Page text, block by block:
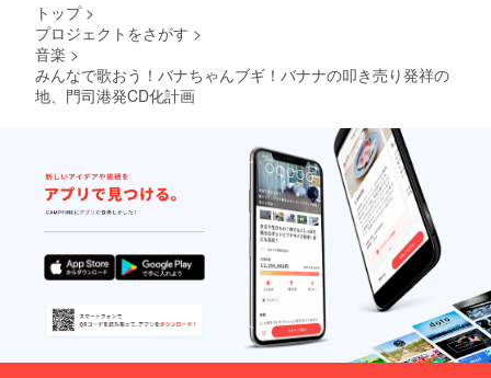
トップ >
プロジェクトをさがす >
音楽 >
みんなで歌おう！バナちゃんブギ！バナナの叩き売り発祥の
地、門司港発CD化計画